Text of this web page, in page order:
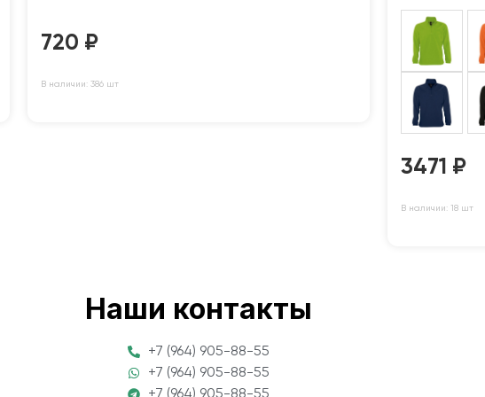
720 ₽
В наличии: 386 шт
3471 ₽
В наличии: 18 шт
Наши контакты
+7 (964) 905-88-55
+7 (964) 905-88-55
+7 (964) 905-88-55